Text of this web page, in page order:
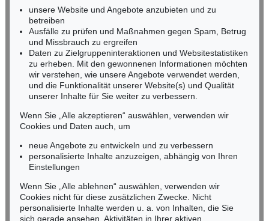
Auktion 316 - Lot 397
Peinture 102 x 81 cm, 4. Mai 1981, 1981
Ergebnis:€ 247.800
Auktion 606 - Lot 52
Brou de noix sur papier, 2004
Ergebnis:€ 193.500
Miriam Heß
Tel.: +49 (0)62 21 58 80-038
Fax: +49 (0)62 21 58 80-595
infoheidelberg@kettererkunst.de
NORDDEUTSCHLAND
Nico Kassel, M.A.
Tel.: +49 (0)89 55244-164
Mobil: +49 (0)171 8618661
n.kassel@kettererkunst.de
Keine Auktion mehr verpassen!
Wir informieren Sie rechtzeitig.
unsere Website und Angebote anzubieten und zu
betreiben
Ausfälle zu prüfen und Maßnahmen gegen Spam, Betrug
und Missbrauch zu ergreifen
Daten zu Zielgruppeninteraktionen und Websitestatistiken
zu erheben. Mit den gewonnenen Informationen möchten
wir verstehen, wie unsere Angebote verwendet werden,
und die Funktionalität unserer Website(s) und Qualität
unserer Inhalte für Sie weiter zu verbessern.
Wenn Sie „Alle akzeptieren“ auswählen, verwenden wir
Cookies und Daten auch, um
neue Angebote zu entwickeln und zu verbessern
personalisierte Inhalte anzuzeigen, abhängig von Ihren
Einstellungen
Wenn Sie „Alle ablehnen“ auswählen, verwenden wir
Cookies nicht für diese zusätzlichen Zwecke. Nicht
personalisierte Inhalte werden u. a. von Inhalten, die Sie
sich gerade ansehen, Aktivitäten in Ihrer aktiven